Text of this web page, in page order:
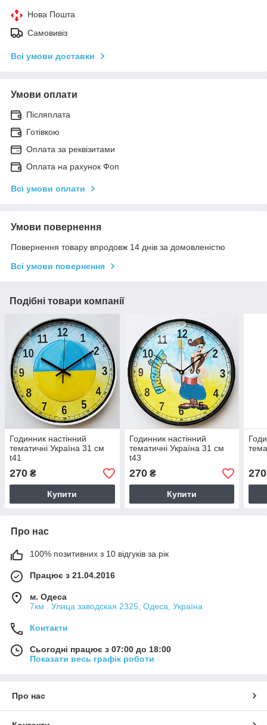
Нова Пошта
Самовивіз
Всі умови доставки
Умови оплати
Післяплата
Готівкою
Оплата за реквізитами
Оплата на рахунок Фоп
Всі умови оплати
Умови повернення
Повернення товару впродовж 14 днів за домовленістю
Всі умови повернення
Подібні товари компанії
Годинник настінний
тематичні Україна 31 см
t41
270 ₴
Купити
Годинник настінний
тематичні Україна 31 см
t43
270₴
Купити
270
Про нас
100% позитивних з 10 відгуків за рік
Працює з 21.04.2016
м. Одеса
7км . Улица заводская 2325, Одеса, Україна
Контакти
Сьогодні працює з 07:00 до 18:00
Показати весь графік роботи
Про нас